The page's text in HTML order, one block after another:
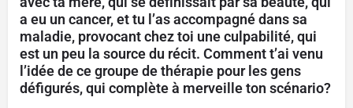
a eu un cancer, et tu l’as accompagné dans sa
maladie, provocant chez toi une culpabilité, qui
est un peu la source du récit. Comment t’ai venu
l’idée de ce groupe de thérapie pour les gens
défigurés, qui complète à merveille ton scénario?